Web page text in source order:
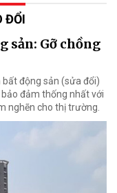
ĐỔI
sản: Gỡ chồng
động sản (sửa đổi)
đảm thống nhất với
nghẽn cho thị trường.